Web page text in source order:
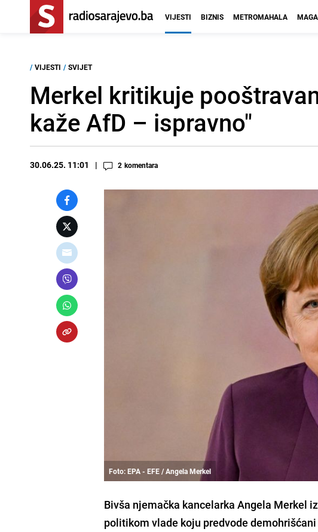
VIJESTI BIZNIS METROMAHALA
/ VIJESTI / SVIJET
Merkel kritikuje
kaže AfD – ispravno"
30.06.25. 11:01 2 komentara
Foto: EPA - EFE / Angela Merkel
Bivša njemačka kancelarka Angela Merkel
politikom vlade koju predvode